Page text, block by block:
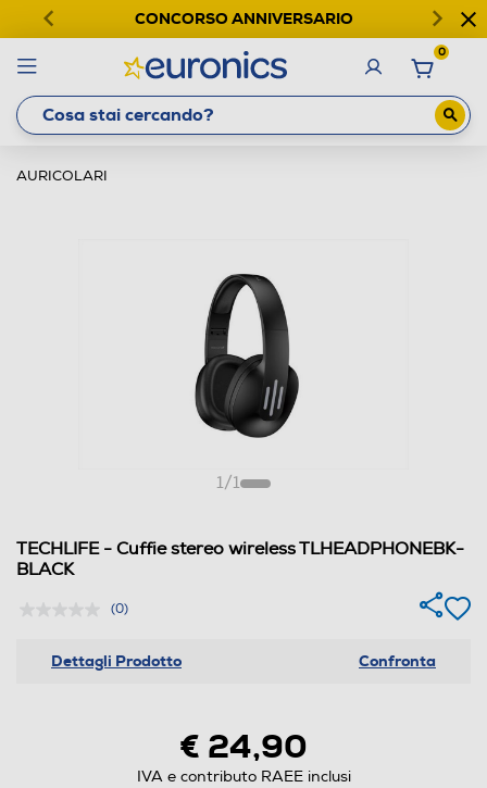
CONCORSO ANNIVERSARIO
0
AURICOLARI
1/1
TECHLIFE - Cuffie stereo wireless TLHEADPHONEBK-
BLACK
(0)
Dettagli Prodotto Confronta
€ 24,90
IVA e contributo RAEE inclusi